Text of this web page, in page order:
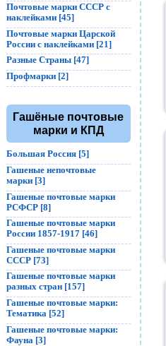
Почтовые марки СССР с
наклейками [45]
Почтовые марки Царской
России с наклейками [21]
Разные Страны [47]
Профмарки [2]
Гашёные почтовые
марки и КПД
Большая Россия [5]
Гашеные непочтовые
марки [3]
Гашеные почтовые марки
РСФСР [8]
Гашеные почтовые марки
России 1857-1917 [46]
Гашеные почтовые марки
СССР [73]
Гашеные почтовые марки
разных стран [157]
Гашеные почтовые марки:
Тематика [52]
Гашеные почтовые марки:
Фауна [3]